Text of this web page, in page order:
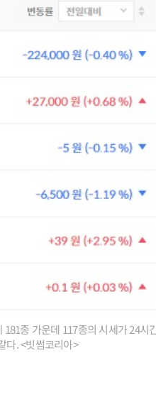
종 가운데 117종의 시세가 24시
다. <빗썸코리아>